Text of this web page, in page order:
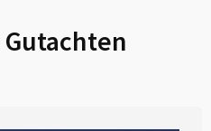
Gutachten